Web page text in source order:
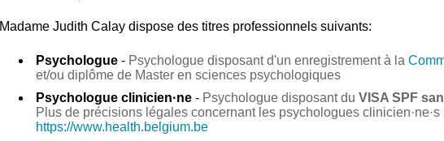
Madame Judith Calaydispose des titres professionnels suivants:
Psychologue- Psychologue disposant d'un enregistrement à la
et/ou diplôme de Master en sciences psychologiques
Psychologue clinicien·ne- Psychologue disposant du VISA SPF
Plus de précisions légales concernant les psychologues clinicien·ne·s
https://www.health.belgium.be